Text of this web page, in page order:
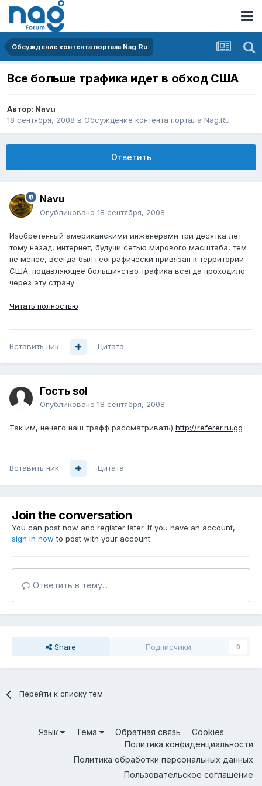
Обсуждение контента портала Nag.Ru
Все больше трафика идет в обход США
Автор: Navu
18 сентября, 2008 в Обсуждение контента портала Nag.Ru
Ответить
Navu
Опубликовано 18 сентября, 2008
Изобретенный американскими инженерами три десятка лет
тому назад, интернет, будучи сетью мирового масштаба, тем
не менее, всегда был географически привязан к территории
США: подавляющее большинство трафика всегда проходило
через эту страну.
Читать полностью
Вставить ник Цитата
Гость sol
Опубликовано 18 сентября, 2008
Так им, нечего наш трафф рассматривать) http://referer.ru.gg
Вставить ник Цитата
Join the conversation
You can post now and register later. If you have an account,
sign in now to post with your account.
Ответить в тему...
Share Подписчики 0
Перейти к списку тем
Язык Тема Обратная связь
Cookies
Политика конфиденциальности
Политика обработки персональных данных
Пользовательское соглашение